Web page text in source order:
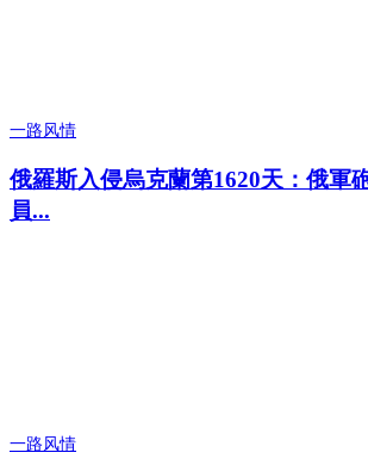
一路风情
俄羅斯入侵烏克蘭第1620天：俄軍
員...
一路风情